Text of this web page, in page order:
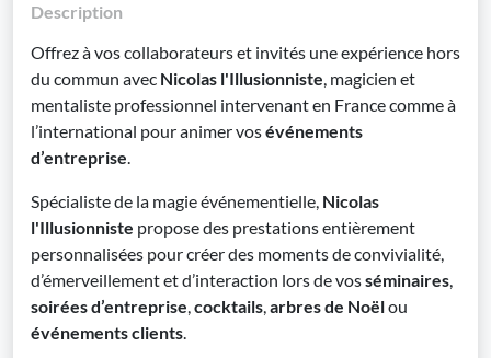
Description
Offrez à vos collaborateurs et invités une expérience hors
du commun avec Nicolas l'Illusionniste, magicien et
mentaliste professionnel intervenant en France comme à
l’international pour animer vosévénements
d’entreprise.
Spécialiste de la magie événementielle, Nicolas
l'Illusionniste propose des prestations entièrement
personnalisées pour créer des moments de convivialité,
d’émerveillement et d’interaction lors de vosséminaires,
soiréesd’entreprise,cocktails,arbres de Noëlou
événements clients.